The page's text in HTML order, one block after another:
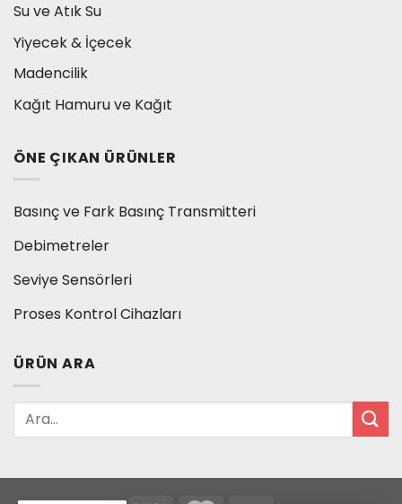
Su ve Atık Su
Yiyecek & İçecek
Madencilik
Kağıt Hamuru ve Kağıt
ÖNE ÇIKAN ÜRÜNLER
Basınç ve Fark Basınç Transmitteri
Debimetreler
Seviye Sensörleri
Proses Kontrol Cihazları
ÜRÜN ARA